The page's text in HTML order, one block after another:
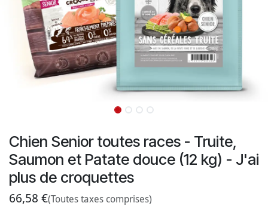
Chien Senior toutes races - Truite,
Saumon et Patate douce (12 kg) - J'ai
plus de croquettes
66,58 €(Toutes taxes comprises)